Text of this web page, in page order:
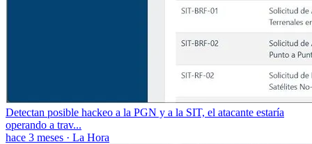
Detectan posible hackeo a la PGN y a la SIT, el atacante estaría
operando a trav...
hace 3 meses · La Hora